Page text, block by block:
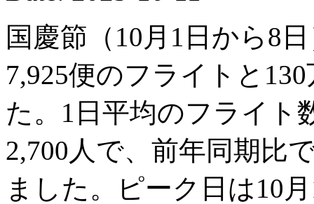
国慶節（10月1日から8
7,925便のフライトと
た。1日平均のフライト
2,700人で、前年同期比
ました。ピーク日は10